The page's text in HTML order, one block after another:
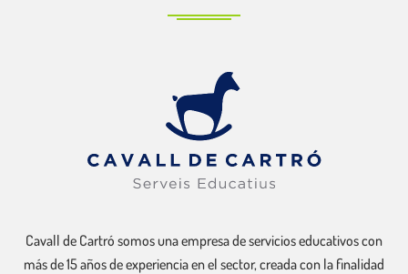
Cavall de Cartró somos una empresa de servicios educativos con
más de 15 años de experiencia en el sector, creada con la finalidad